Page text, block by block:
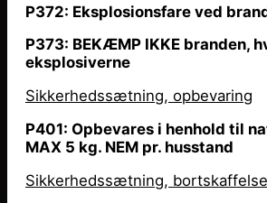
P372: Eksplosionsfare ved
P373: BEKÆMP IKKE branden,
eksplosiverne
Sikkerhedssætning, opbevaring
P401: Opbevares i henhold til
MAX 5 kg. NEM pr. husstand
Sikkerhedssætning, bortskaffelse